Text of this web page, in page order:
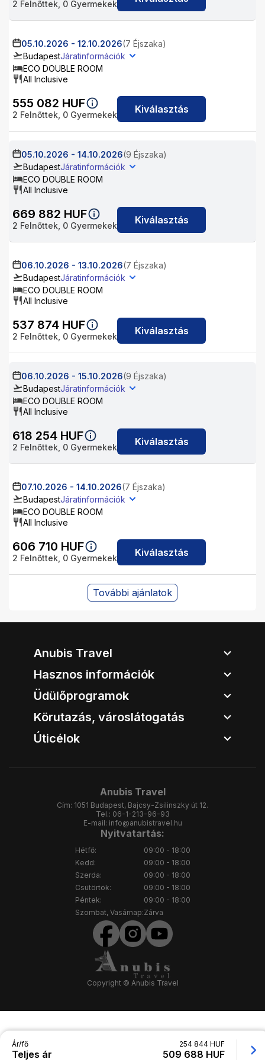
Ár/fő 254 844 HUF
Teljes ár 509 688 HUF
2 Felnőttek, 0 Gyermekek
05.10.2026 - 12.10.2026(7 Éjszaka)
BudapestJáratinformációk
ECO DOUBLE ROOM
All Inclusive
555 082 HUF
2 Felnőttek, 0 Gyermekek Kiválasztás
05.10.2026 - 14.10.2026(9 Éjszaka)
BudapestJáratinformációk
ECO DOUBLE ROOM
All Inclusive
669 882 HUF
2 Felnőttek, 0 Gyermekek Kiválasztás
06.10.2026 - 13.10.2026(7 Éjszaka)
BudapestJáratinformációk
ECO DOUBLE ROOM
All Inclusive
537 874 HUF
2 Felnőttek, 0 Gyermekek Kiválasztás
06.10.2026 - 15.10.2026(9 Éjszaka)
BudapestJáratinformációk
ECO DOUBLE ROOM
All Inclusive
618 254 HUF
2 Felnőttek, 0 Gyermekek Kiválasztás
07.10.2026 - 14.10.2026(7 Éjszaka)
BudapestJáratinformációk
ECO DOUBLE ROOM
All Inclusive
606 710 HUF
2 Felnőttek, 0 Gyermekek Kiválasztás
További ajánlatok
Anubis Travel
Hasznos információk
Üdülőprogramok
Körutazás, városlátogatás
Úticélok
Anubis Travel
Cím: 1051 Budapest, Bajcsy-Zsilinszky út 12.
Tel.: 06-1-213-96-93
E-mail: info@anubistravel.hu
Nyitvatartás:
Hétfő:
Kedd:
Szerda:
Csütörtök:
Péntek:
Szombat, Vasárnap:
09:00 - 18:00
09:00 - 18:00
09:00 - 18:00
09:00 - 18:00
09:00 - 18:00
Zárva
Copyright © Anubis Travel